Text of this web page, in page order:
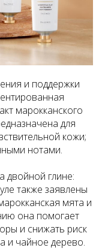
и поддержки
марокканского
для
кожи;
нотами.
глине:
также заявлены
мята и
она помогает
и снижать риск
и чайное дерево.